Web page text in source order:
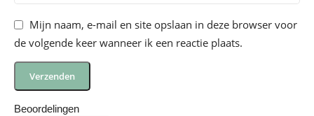
Beoordelingen
Mijn naam, e-mail en site opslaan in deze browser voor
de volgende keer wanneer ik een reactie plaats.